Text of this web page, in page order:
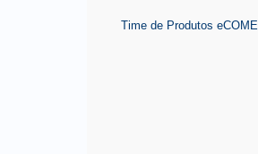
Time de Produtos